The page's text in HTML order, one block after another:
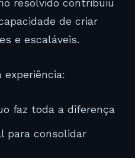
resolvido contribuiu
de criar
e escaláveis.
experiência:
faz toda a diferença
para consolidar